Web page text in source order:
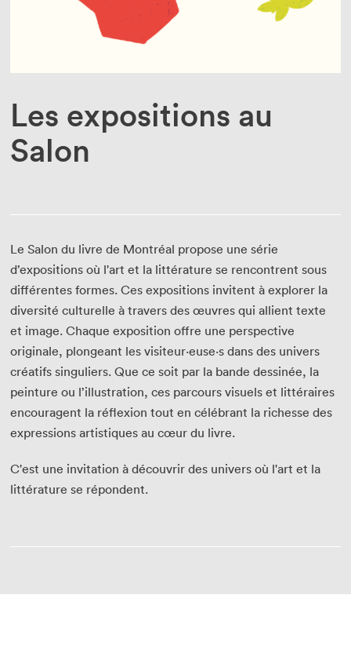
Enseignant·e·s
Médias
Les expositions au
Salon
Le Salon du livre de Montréal propose une série
d’expositions où l'art et la littérature se rencontrent sous
différentes formes. Ces expositions invitent à explorer la
diversité culturelle à travers des œuvres qui allient texte
et image. Chaque exposition offre une perspective
originale, plongeant les visiteur·euse·s dans des univers
créatifs singuliers. Que ce soit par la bande dessinée, la
peinture ou l’illustration, ces parcours visuels et littéraires
encouragent la réflexion tout en célébrant la richesse des
expressions artistiques au cœur du livre.
C'est une invitation à découvrir des univers où l'art et la
littérature se répondent.